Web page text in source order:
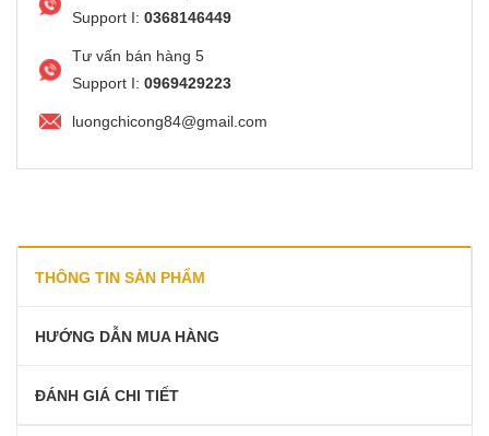
Support I: 0368146449
Tư vấn bán hàng 5
Support I: 0969429223
luongchicong84@gmail.com
THÔNG TIN SẢN PHẨM
HƯỚNG DẪN MUA HÀNG
ĐÁNH GIÁ CHI TIẾT